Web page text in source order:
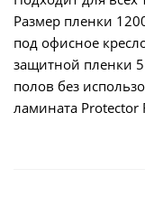
Размер пленки
под офисное
защитной пленки
полов без
ламината Protector